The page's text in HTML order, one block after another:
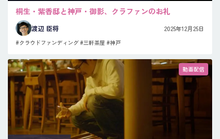
桐生・紫香邸と神戸・御影、クラファンのお礼
渡辺 臣将 2025年12月25日
#クラウドファンディング#三軒茶屋 #神戸
動画配信